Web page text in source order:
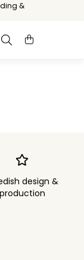
&
design &
production